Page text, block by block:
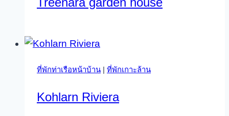
ที่พักท่าเรือหน้าบ้าน | ที่พักเกาะล้าน
Kohlarn Riviera